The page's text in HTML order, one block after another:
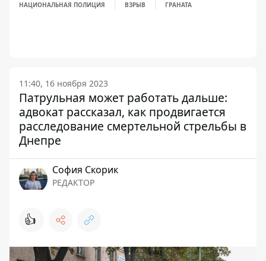
НАЦИОНАЛЬНАЯ ПОЛИЦИЯ ВЗРЫВ ГРАНАТА
11:40, 16 ноября 2023
Патрульная может работать дальше:
адвокат рассказал, как продвигается
расследование смертельной стрельбы в
Днепре
София Скорик
РЕДАКТОР
👍